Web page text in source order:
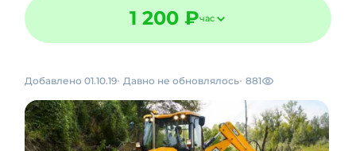
1 200 ₽час
Добавлено 01.10.19 Давно не обновлялось 881